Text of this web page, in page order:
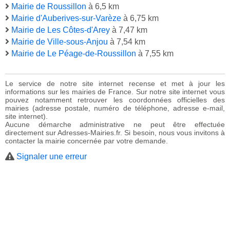
Mairie de Roussillon à 6,5 km
Mairie d'Auberives-sur-Varèze à 6,75 km
Mairie de Les Côtes-d'Arey à 7,47 km
Mairie de Ville-sous-Anjou à 7,54 km
Mairie de Le Péage-de-Roussillon à 7,55 km
Le service de notre site internet recense et met à jour les
informations sur les mairies de France. Sur notre site internet vous
pouvez notamment retrouver les coordonnées officielles des
mairies (adresse postale, numéro de téléphone, adresse e-mail,
site internet).
Aucune démarche administrative ne peut être effectuée
directement sur Adresses-Mairies.fr. Si besoin, nous vous invitons à
contacter la mairie concernée par votre demande.
Signaler une erreur